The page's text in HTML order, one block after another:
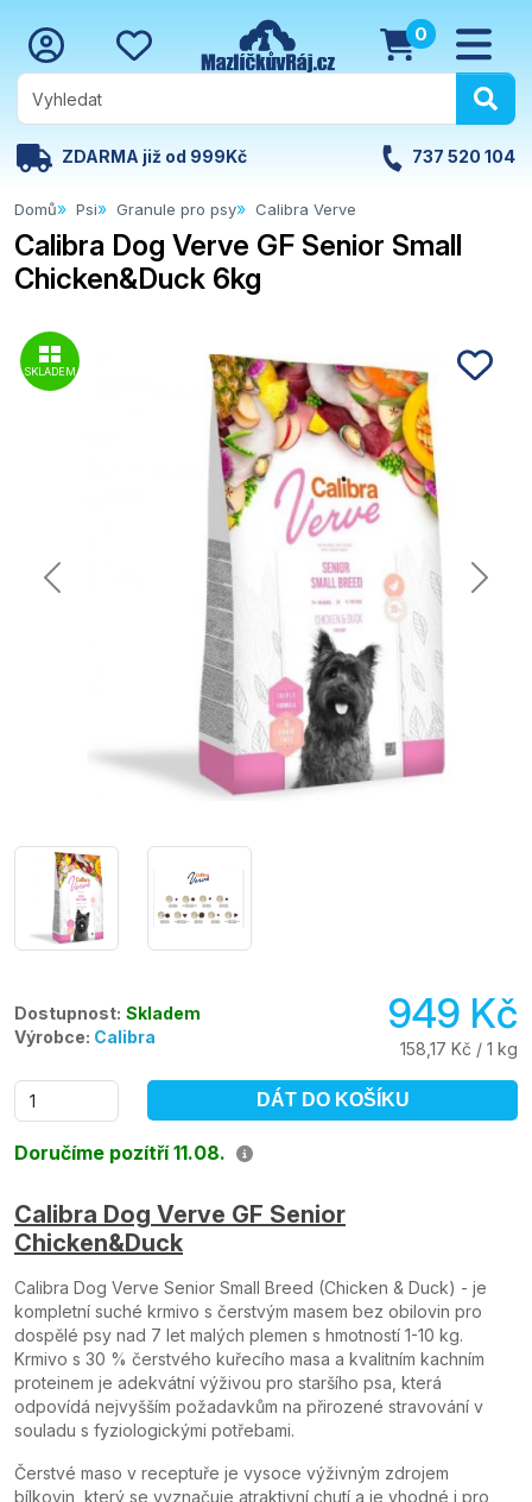
0
ZDARMA již od 999Kč 737 520 104
Domů Psi Granule pro psy Calibra Verve
Calibra Dog Verve GF Senior Small
Chicken&Duck 6kg
SKLADEM
Dostupnost: Skladem
Výrobce: Calibra 949 Kč
158,17 Kč / 1 kg
DÁT DO KOŠÍKU
Doručíme pozítří 11.08.
Calibra Dog Verve GF Senior
Chicken&Duck
Calibra Dog Verve Senior Small Breed (Chicken & Duck) - je
kompletní suché krmivo s čerstvým masem bez obilovin pro
dospělé psy nad 7 let malých plemen s hmotností 1-10 kg.
Krmivo s 30 % čerstvého kuřecího masa a kvalitním kachním
proteinem je adekvátní výživou pro staršího psa, která
odpovídá nejvyšším požadavkům na přirozené stravování v
souladu s fyziologickými potřebami.
Čerstvé maso v receptuře je vysoce výživným zdrojem
bílkovin, který se vyznačuje atraktivní chutí a je vhodné i pro